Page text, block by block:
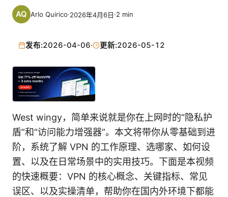
Arlo Quirico·2026年4月6日·2 min
发布:2026-04-06· 更新:2026-05-12
West wingy，简单来说就是你在上网时的“隐私护
盾”和“访问能力增强器”。本文将带你从零基础到进
阶，系统了解 VPN 的工作原理、选哪家、如何设
置、以及在日常场景中的实用技巧。下面是本视频
的快速概要：VPN 的核心概念、关键指标、常见
误区、以及实操清单，帮助你在国内外环境下都能